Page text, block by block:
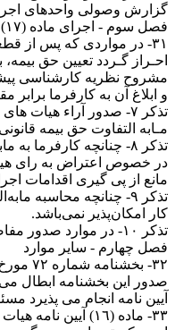
گزارش وصولی واحدهای
فصل سوم ‏‏‏‏‏- اجرای ماده (١٧) آیین نامه هیات های تشخیص مطالبات
٣١‏‏- در مواردی که پس از
احـراز گـردد تعیین حق
مشروح نظریه کارشناسی
و ابلاغ آن به کارفرما برابر
مـابه التفاوت حق بیمه
مانع از پی گیری اقدامات
کار امکان‌پذیر ‌نمی‌باشد.
‏تذکر ١٠‏‏‏‏‏- در موارد صدور مفاصاحساب موضوع ماده (٣٧) قانون، واحد‌های اجرایی مکلف می باشند مابه التفاوت بدهی قانونی را از کارفرمای مدیون واقعی مطالبه نمایند.
فصل چهارم ‏‏‏‏‏- سایر موارد
آیین نامه انجام می پذیرد
٣٣‏‏- ماده (١٦)